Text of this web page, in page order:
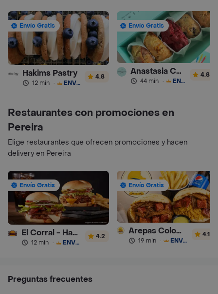
Envío Gratis
Hakims Pastry
12 min · ENVÍO GRATIS
4.8
Envío Gratis
Anastasia Cookies
44 min · ENVÍO GRATIS
4.8
Restaurantes con promociones en
Pereira
Elige restaurantes que ofrecen promociones y hacen
delivery en Pereira
Envío Gratis
El Corral - Hamburguesa
12 min · ENVÍO GRATIS
4.2
Envío Gratis
Arepas Colombianas Premium
19 min · ENVÍO GRATIS
4.1
Preguntas frecuentes